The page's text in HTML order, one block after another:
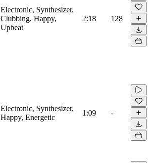
Electronic, Synthesizer,
Clubbing, Happy,
Upbeat
2:18 128
Electronic, Synthesizer,
Happy, Energetic
1:09 -